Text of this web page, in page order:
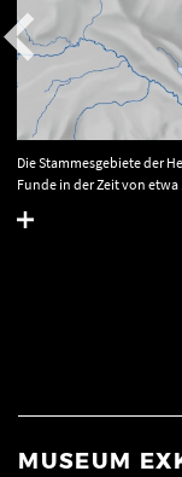
Die Stammesgebiete der
Funde in der Zeit von
MUSEUM